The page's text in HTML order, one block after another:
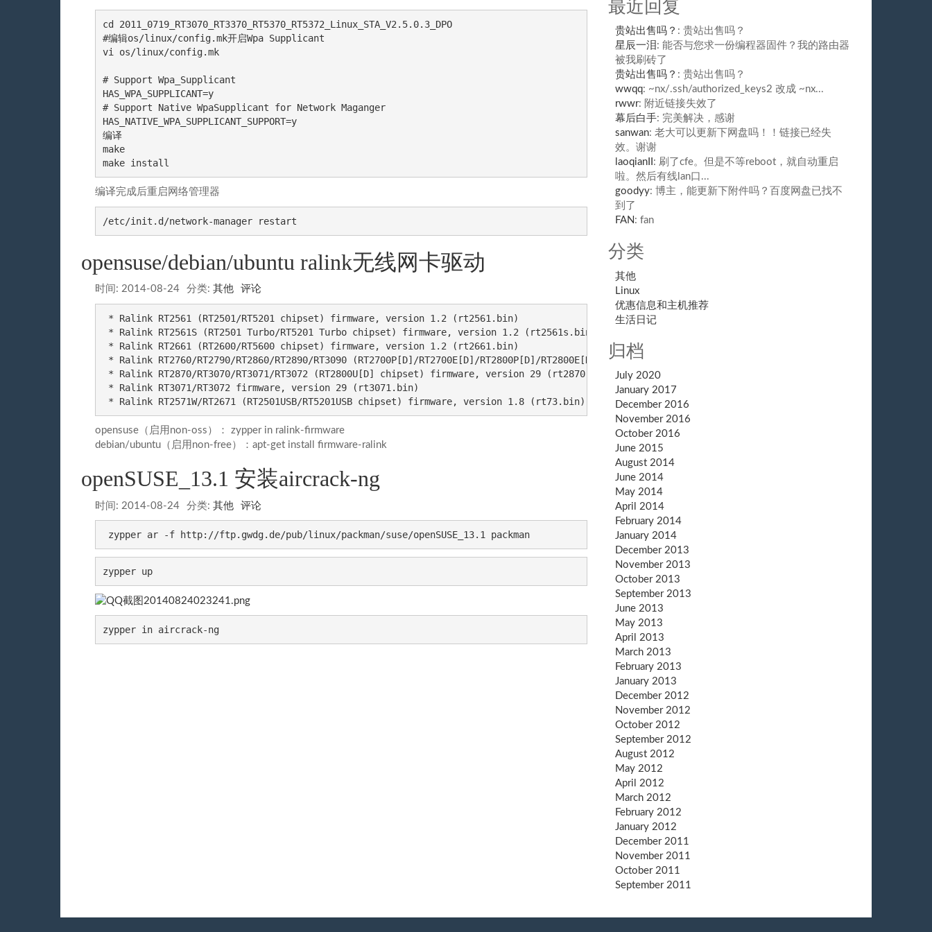
cd 2011_0719_RT3070_RT3370_RT5370_RT5372_Linux_STA_V2.5.0.3_DPO
#编辑os/linux/config.mk开启Wpa Supplicant
vi os/linux/config.mk
# Support Wpa_Supplicant
HAS_WPA_SUPPLICANT=y
# Support Native WpaSupplicant for Network Maganger
HAS_NATIVE_WPA_SUPPLICANT_SUPPORT=y
编译
make
make install
编译完成后重启网络管理器
/etc/init.d/network-manager restart
opensuse/debian/ubuntu ralink无线网卡驱动
时间: 2014-08-24 分类: 其他 评论
* Ralink RT2561 (RT2501/RT5201 chipset) firmware, version 1.2 (rt2561.bin)
* Ralink RT2561S (RT2501 Turbo/RT5201 Turbo chipset) firmware, version 1.2 (rt2561s.bin)
* Ralink RT2661 (RT2600/RT5600 chipset) firmware, version 1.2 (rt2661.bin)
* Ralink RT2760/RT2790/RT2860/RT2890/RT3090 (RT2700P[D]/RT2700E[D]/RT2800P[D]/RT2800E[D]/RT3000E[D] chipset) firmware, version 34 (rt2860.bin,
* Ralink RT2870/RT3070/RT3071/RT3072 (RT2800U[D] chipset) firmware, version 29 (rt2870.bin, rt3070.bin)
* Ralink RT3071/RT3072 firmware, version 29 (rt3071.bin)
* Ralink RT2571W/RT2671 (RT2501USB/RT5201USB chipset) firmware, version 1.8 (rt73.bin)
opensuse（启用non-oss）： zypper in ralink-firmware
debian/ubuntu（启用non-free）：apt-get install firmware-ralink
openSUSE_13.1 安装aircrack-ng
时间: 2014-08-24 分类: 其他 评论
zypper ar -f http://ftp.gwdg.de/pub/linux/packman/suse/openSUSE_13.1 packman
zypper up
zypper in aircrack-ng
最近回复
贵站出售吗？ : 贵站出售吗？
星辰一泪 : 能否与您求一份编程器固件？我的路由器
被我刷砖了
贵站出售吗？ : 贵站出售吗？
wwqq: ~nx/.ssh/authorized_keys2 改成 ~nx...
rwwr: 附近链接失效了
幕后白手: 完美解决，感谢
sanwan: 老大可以更新下网盘吗！！链接已经失
效。谢谢
laoqianII : 刷了cfe。但是不等reboot，就自动重启
啦。然后有线lan口...
goodyy: 博主，能更新下附件吗？百度网盘已找不
到了
FAN : fan
分类
其他
Linux
优惠信息和主机推荐
生活日记
归档
July 2020
January 2017
December 2016
November 2016
October 2016
June 2015
August 2014
June 2014
May 2014
April 2014
February 2014
January 2014
December 2013
November 2013
October 2013
September 2013
June 2013
May 2013
April 2013
March 2013
February 2013
January 2013
December 2012
November 2012
October 2012
September 2012
August 2012
May 2012
April 2012
March 2012
February 2012
January 2012
December 2011
November 2011
October 2011
September 2011